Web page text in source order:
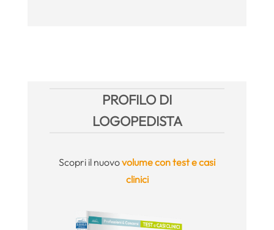
PROFILO DI
LOGOPEDISTA
Scopri il nuovovolume con test e casi
clinici